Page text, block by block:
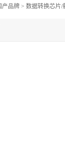
产品牌 > 数据转换芯片/